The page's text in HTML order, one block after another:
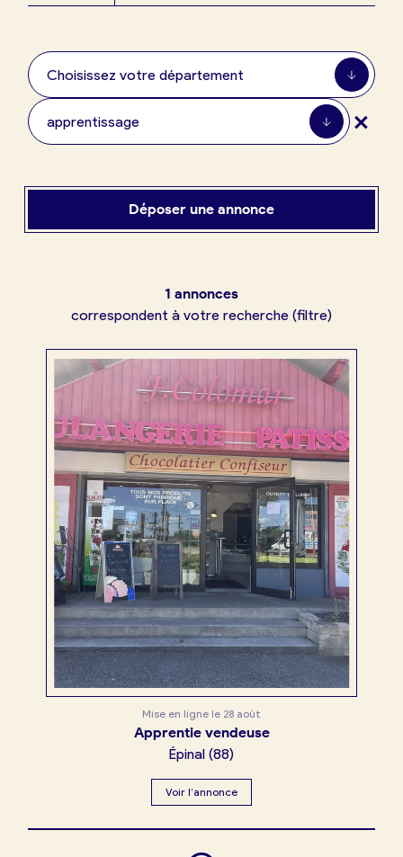
ma
Je crée mon compte Connexion
Choisissez votre département
apprentissage +
Déposer une annonce
1 annonces
correspondent à votre recherche (filtre)
Mise en ligne le 28 août
Apprentie vendeuse
Épinal (88)
Voir l’annonce